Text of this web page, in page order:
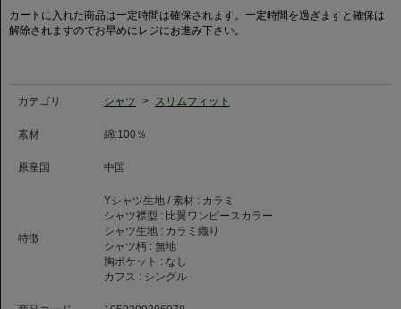
着心地を体感いただけます。
比翼ワンピースカラー・・・台襟がなく1枚仕立ての襟のため、V字型のネッ
※こちらのシャツはスプリットヨークではございません
カートに入れた商品は一定時間は確保されます。一定時間を過ぎますと確保は
解除されますのでお早めにレジにお進み下さい。
カテゴリ シャツ > スリムフィット
素材 綿:100％
原産国 中国
特徴
Yシャツ生地 / 素材 : カラミ
シャツ襟型 : 比翼ワンピースカラー
シャツ生地 : カラミ織り
シャツ柄 : 無地
胸ポケット : なし
カフス : シングル